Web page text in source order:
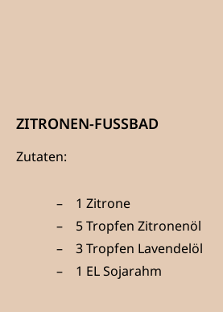
ZITRONEN-FUSSBAD
Zutaten:
1 Zitrone
5 Tropfen Zitronenöl
3 Tropfen Lavendelöl
1 EL Sojarahm